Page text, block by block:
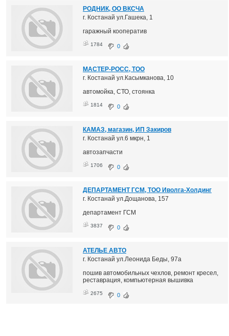
РОДНИК, ОО ВКСЧА
г. Костанай ул.Гашека, 1
гаражный кооператив
1784 0
МАСТЕР-РОСС, ТОО
г. Костанай ул.Касымканова, 10
автомойка, СТО, стоянка
1814 0
КАМАЗ, магазин, ИП Закиров
г. Костанай ул.6 мкрн, 1
автозапчасти
1706 0
ДЕПАРТАМЕНТ ГСМ, ТОО Иволга-Холдинг
г. Костанай ул.Дощанова, 157
департамент ГСМ
3837 0
АТЕЛЬЕ АВТО
г. Костанай ул.Леонида Беды, 97а
пошив автомобильных чехлов, ремонт кресел,
реставрация, компьютерная вышивка
2675 0